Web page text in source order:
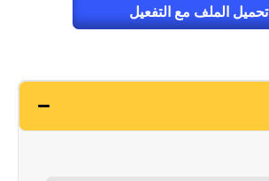
تحميل الملف مع التفعيل